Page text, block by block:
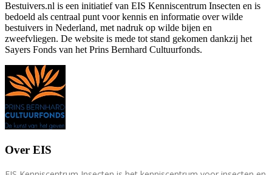
Bestuivers.nl is een initiatief van EIS Kenniscentrum Insecten en is
bedoeld als centraal punt voor kennis en informatie over wilde
bestuivers in Nederland, met nadruk op wilde bijen en
zweefvliegen. De website is mede tot stand gekomen dankzij het
Sayers Fonds van het Prins Bernhard Cultuurfonds.
Over EIS